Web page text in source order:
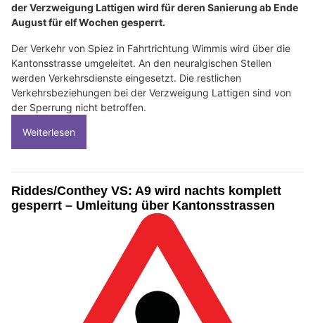
der Verzweigung Lattigen wird für deren Sanierung ab Ende
August für elf Wochen gesperrt.
Der Verkehr von Spiez in Fahrtrichtung Wimmis wird über die
Kantonsstrasse umgeleitet. An den neuralgischen Stellen
werden Verkehrsdienste eingesetzt. Die restlichen
Verkehrsbeziehungen bei der Verzweigung Lattigen sind von
der Sperrung nicht betroffen.
Weiterlesen
Riddes/Conthey VS: A9 wird nachts komplett
gesperrt – Umleitung über Kantonsstrassen